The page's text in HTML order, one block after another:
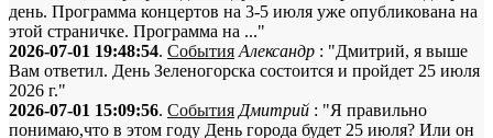
день. Программа концертов на 3-5 июля уже опубликована на
этой страничке. Программа на ..."
2026-07-01 19:48:54. События Александр : "Дмитрий, я выше
Вам ответил. День Зеленогорска состоится и пройдет 25 июля
2026 г."
2026-07-01 15:09:56. События Дмитрий : "Я правильно
понимаю,что в этом году День города будет 25 июля? Или он